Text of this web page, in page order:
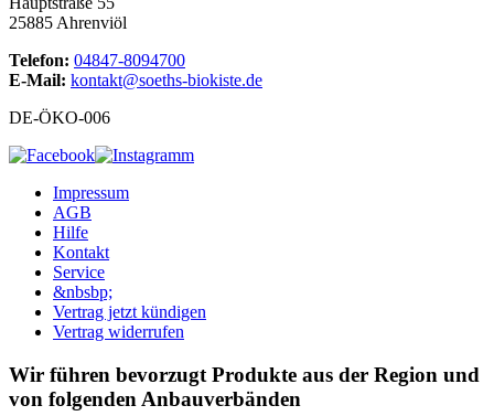
25885 Ahrenviöl
Telefon: 04847-8094700
E-Mail: kontakt@soeths-biokiste.de
DE-ÖKO-006
Impressum
AGB
Hilfe
Kontakt
Service
&nbsbp;
Vertrag jetzt kündigen
Vertrag widerrufen
Wir führen bevorzugt Produkte aus der Region und
von folgenden Anbauverbänden